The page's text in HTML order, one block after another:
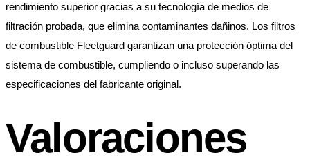
rendimiento superior gracias a su tecnología de medios de
filtración probada, que elimina contaminantes dañinos. Los filtros
de combustible Fleetguard garantizan una protección óptima del
sistema de combustible, cumpliendo o incluso superando las
especificaciones del fabricante original.
Valoraciones